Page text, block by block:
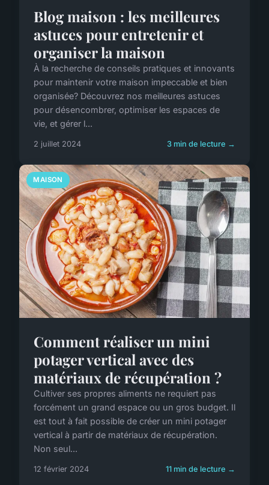
Blog maison : les meilleures
astuces pour entretenir et
organiser la maison
À la recherche de conseils pratiques et innovants
pour maintenir votre maison impeccable et bien
organisée? Découvrez nos meilleures astuces
pour désencombrer, optimiser les espaces de
vie, et gérer l...
2 juillet 2024 3 min de lecture →
MAISON
Comment réaliser un mini
potager vertical avec des
matériaux de récupération ?
Cultiver ses propres aliments ne requiert pas
forcément un grand espace ou un gros budget. Il
est tout à fait possible de créer un mini potager
vertical à partir de matériaux de récupération.
Non seul...
12 février 2024 11 min de lecture →